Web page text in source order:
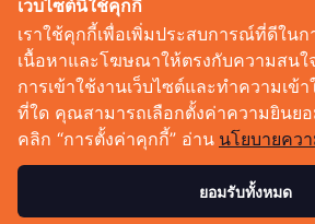
Corp Innov
Saucy Thoughts
Based On
Sustainable
Videos
Podcast
เว็บไซต์นี้ใช้คุกกี้
เราใช้คุกกี้เพื่อเพิ่มประสบการณ์ที่ดีในก
เนื้อหาและโฆษณาให้ตรงกับความสนใ
การเข้าใช้งานเว็บไซต์และทำความเข้
ที่ใด คุณสามารถเลือกตั้งค่าความยินย
คลิก “การตั้งค่าคุกกี้” อ่าน นโยบายคว
ยอมรับทั้งหมด